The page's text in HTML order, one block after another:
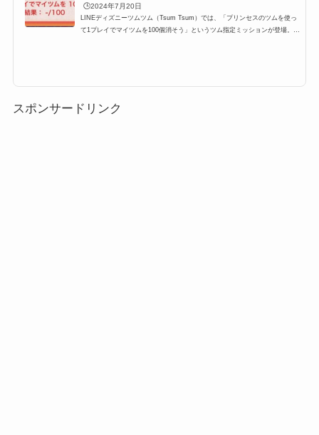
🕒️2024年7月20日
LINEディズニーツムツム（Tsum Tsum）では、「プリンセスのツムを使っ
て1プレイでマイツムを100個消そう」というツム指定ミッションが登場。ツ
い。ツムツムプリンセスのツム...
スポンサードリンク